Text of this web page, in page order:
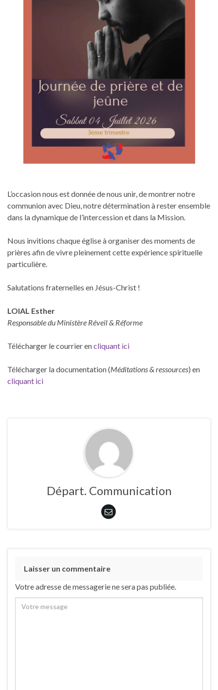
L’occasion nous est donnée de nous unir, de montrer notre
communion avec Dieu, notre détermination à rester ensemble
dans la dynamique de l’intercession et dans la Mission.
Nous invitions chaque église à organiser des moments de
prières afin de vivre pleinement cette expérience spirituelle
particulière.
Salutations fraternelles en Jésus-Christ !
LOIAL Esther
Responsable du Ministère Réveil & Réforme
Télécharger le courrier encliquant ici
Télécharger la documentation (Méditations & ressources) en
cliquant ici
Départ. Communication
Laisser un commentaire
Votre adresse de messagerie ne sera pas publiée.